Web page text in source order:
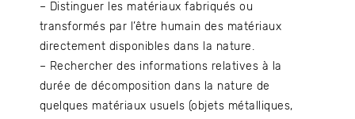
– Distinguer les matériaux fabriqués ou
transformés par l’être humain des matériaux
directement disponibles dans la nature.
– Rechercher des informations relatives à la
durée de décomposition dans la nature de
quelques matériaux usuels (objets métalliques,